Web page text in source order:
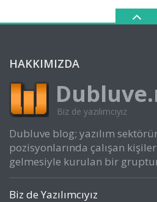
HAKKIMIZDA
Biz de yazılımcıyız
Dubluve blog; yazılım
pozisyonlarında çalışan
gelmesiyle kurulan bir
Biz de Yazılımcıyız